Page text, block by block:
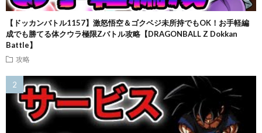
【ドッカンバトル1157】激怒悟空＆ゴクベジ未所持でもOK！お手軽編
成でも勝てる体クウラ極限Zバトル攻略【DRAGONBALL Z Dokkan
Battle】
攻略